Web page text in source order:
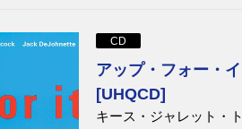
CD
アップ・フォー・
[UHQCD]
キース・ジャレット・